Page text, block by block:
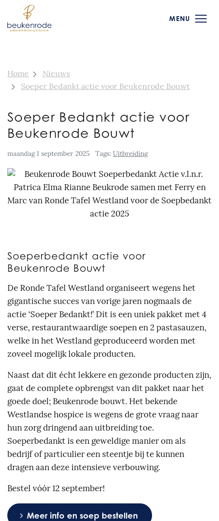
MENU
Home
Nieuws
Soeper Bedankt actie voor Beukenrode Bouwt
Soeper Bedankt actie voor
Beukenrode Bouwt
maandag 1 september 2025 Tags: Uitbreiding
Soeperbedankt actie voor
Beukenrode Bouwt
De Ronde Tafel Westland organiseert wegens het
gigantische succes van vorige jaren nogmaals de
actie ‘Soeper Bedankt!’ Dit is een uniek pakket met 4
verse, restaurantwaardige soepen en 2 pastasauzen,
welke in het Westland geproduceerd worden met
zoveel mogelijk lokale producten.
Naast dat dit écht lekkere en gezonde producten zijn,
gaat de complete opbrengst van dit pakket naar het
goede doel; Beukenrode bouwt. Het bekende
Westlandse hospice is wegens de grote vraag naar
hun zorg dringend aan uitbreiding toe.
Soeperbedankt is een geweldige manier om als
bedrijf of particulier een steentje bij te kunnen
dragen aan deze intensieve verbouwing.
Bestel vóór 12 september!
Meer info en soep bestellen